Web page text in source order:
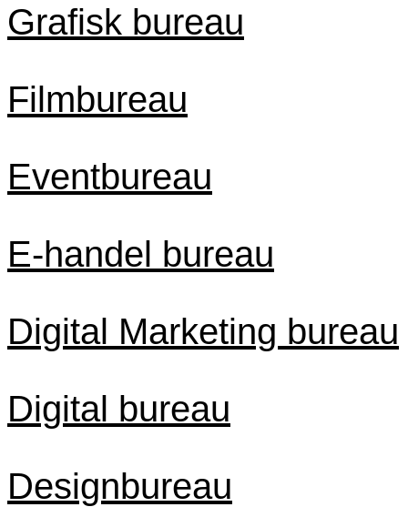
Grafisk bureau
Filmbureau
Eventbureau
E-handel bureau
Digital Marketing bureau
Digital bureau
Designbureau